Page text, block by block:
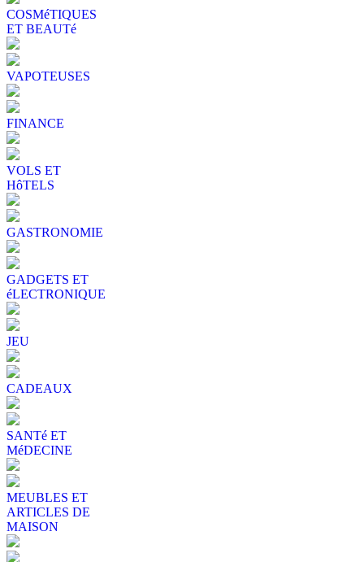
COSMéTIQUES
ET BEAUTé
VAPOTEUSES
FINANCE
VOLS ET
HôTELS
GASTRONOMIE
GADGETS ET
éLECTRONIQUE
JEU
CADEAUX
SANTé ET
MéDECINE
MEUBLES ET
ARTICLES DE
MAISON